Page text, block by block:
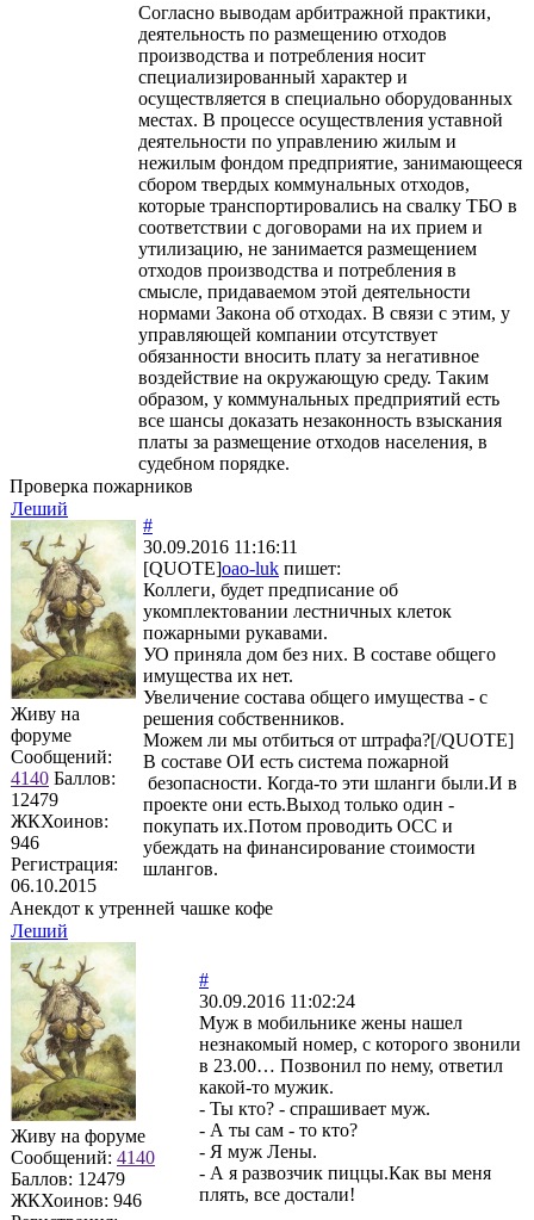
Согласно выводам арбитражной практики,
деятельность по размещению отходов
производства и потребления носит
специализированный характер и
осуществляется в специально оборудованных
местах. В процессе осуществления уставной
деятельности по управлению жилым и
нежилым фондом предприятие, занимающееся
сбором твердых коммунальных отходов,
которые транспортировались на свалку ТБО в
соответствии с договорами на их прием и
утилизацию, не занимается размещением
отходов производства и потребления в
смысле, придаваемом этой деятельности
нормами Закона об отходах. В связи с этим, у
управляющей компании отсутствует
обязанности вносить плату за негативное
воздействие на окружающую среду. Таким
образом, у коммунальных предприятий есть
все шансы доказать незаконность взыскания
платы за размещение отходов населения, в
судебном порядке.
Проверка пожарников
Леший
Живу на
форуме
Сообщений:
4140 Баллов:
12479
ЖКХоинов:
946
Регистрация:
06.10.2015
#
30.09.2016 11:16:11
[QUOTE]oao-luk пишет:
Коллеги, будет предписание об
укомплектовании лестничных клеток
пожарными рукавами.
УО приняла дом без них. В составе общего
имущества их нет.
Увеличение состава общего имущества - с
решения собственников.
Можем ли мы отбиться от штрафа?[/QUOTE]
В составе ОИ есть система пожарной
безопасности. Когда-то эти шланги были.И в
проекте они есть.Выход только один -
покупать их.Потом проводить ОСС и
убеждать на финансирование стоимости
шлангов.
Анекдот к утренней чашке кофе
Леший
Живу на форуме
Сообщений: 4140
Баллов: 12479
ЖКХоинов: 946
#
30.09.2016 11:02:24
Муж в мобильнике жены нашел
незнакомый номер, с которого звонили
в 23.00… Позвонил по нему, ответил
какой-то мужик.
- Ты кто? - спрашивает муж.
- А ты сам - то кто?
- Я муж Лены.
- А я развозчик пиццы.Как вы меня
плять, все достали!